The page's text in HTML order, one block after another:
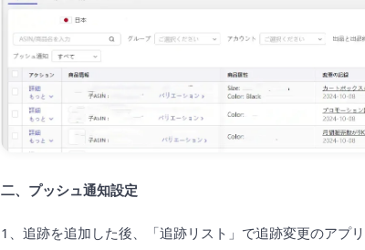
二、プッシュ通知設定
1、追跡を追加した後、「追跡リスト」で追跡変更のアプ